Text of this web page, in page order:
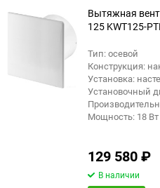
Вытяжная
125 KWT125-
Тип: осевой
Конструкция:
Установка:
Установочный
Мощность: 18 Вт
129 580₽
В наличии